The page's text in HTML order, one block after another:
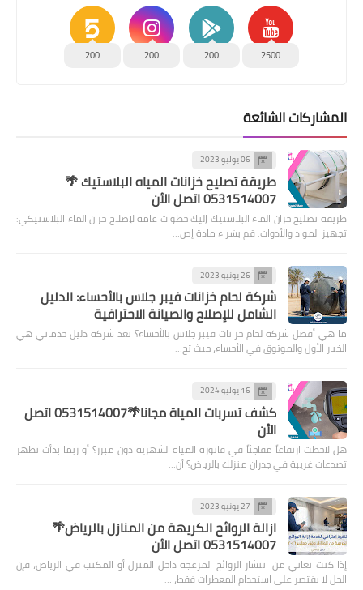
2500
200
200
200
المشاركات الشائعة
06 يوليو 2023
طريقة تصليح خزانات المياه البلاستيك 🌴
0531514007 اتصل الأن
طريقة تصليح خزان الماء البلاستيك إليك خطوات عامة لإصلاح خزان الماء البلاستيكي:
تجهيز المواد والأدوات: قم بشراء مادة إص…
26 يونيو 2023
شركة لحام خزانات فيبر جلاس بالأحساء: الدليل
الشامل للإصلاح والصيانة الاحترافية
ما هي أفضل شركة لحام خزانات فيبر جلاس بالأحساء؟ تعد شركة دليل خدماتي هي
الخيار الأول والموثوق في الأحساء، حيث تج…
16 يوليو 2024
كشف تسربات المياة مجانا🌴0531514007 اتصل
الأن
هل لاحظت ارتفاعاً مفاجئاً في فاتورة المياه الشهرية دون مبرر؟ أو ربما بدأت تظهر
تصدعات غريبة في جدران منزلك بالرياض؟ أن…
27 يونيو 2023
ازالة الروائح الكريهة من المنازل بالرياض🌴
0531514007 اتصل الأن
إذا كنت تعاني من انتشار الروائح المزعجة داخل المنزل أو المكتب في الرياض، فإن
الحل لا يقتصر على استخدام المعطرات فقط، …